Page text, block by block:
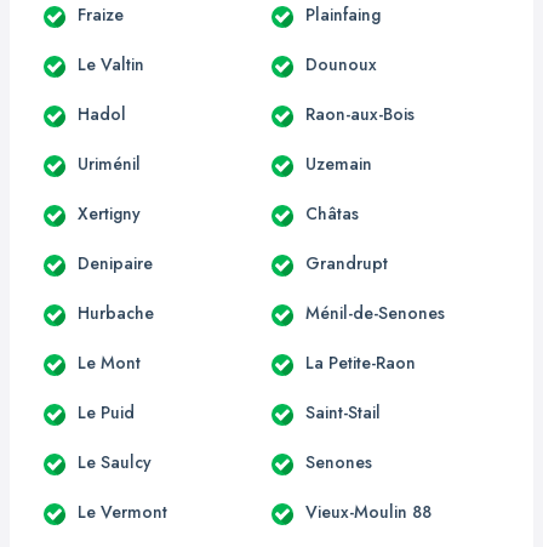
Fraize Plainfaing
Le Valtin Dounoux
Hadol Raon-aux-Bois
Uriménil Uzemain
Xertigny Châtas
Denipaire Grandrupt
Hurbache Ménil-de-Senones
Le Mont La Petite-Raon
Le Puid Saint-Stail
Le Saulcy Senones
Le Vermont Vieux-Moulin 88